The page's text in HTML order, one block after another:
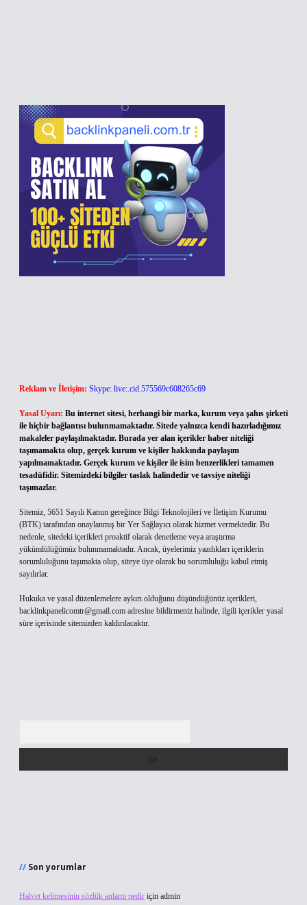
Reklam ve İletişim: Skype: live:.cid.575569c608265c69
Yasal Uyarı: Bu internet sitesi, herhangi bir marka, kurum veya şahıs şirketi
ile hiçbir bağlantısı bulunmamaktadır. Sitede yalnızca kendi hazırladığımız
makaleler paylaşılmaktadır. Burada yer alan içerikler haber niteliği
taşımamakta olup, gerçek kurum ve kişiler hakkında paylaşım
yapılmamaktadır. Gerçek kurum ve kişiler ile isim benzerlikleri tamamen
tesadüfidir. Sitemizdeki bilgiler taslak halindedir ve tavsiye niteliği
taşımazlar.
Sitemiz, 5651 Sayılı Kanun gereğince Bilgi Teknolojileri ve İletişim Kurumu
(BTK) tarafından onaylanmış bir Yer Sağlayıcı olarak hizmet vermektedir. Bu
nedenle, sitedeki içerikleri proaktif olarak denetleme veya araştırma
yükümlülüğümüz bulunmamaktadır. Ancak, üyelerimiz yazdıkları içeriklerin
sorumluluğunu taşımakta olup, siteye üye olarak bu sorumluluğu kabul etmiş
sayılırlar.
Hukuka ve yasal düzenlemelere aykırı olduğunu düşündüğünüz içerikleri,
backlinkpanelicomtr@gmail.com adresine bildirmeniz halinde, ilgili içerikler yasal
süre içerisinde sitemizden kaldırılacaktır.
Son yorumlar
Halvet kelimesinin sözlük anlamı nedir için admin